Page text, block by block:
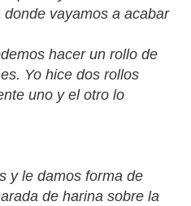
vayamos a acabar
hacer un rollo de
Yo hice dos rollos
uno y el otro lo
y le damos forma de
de harina sobre la